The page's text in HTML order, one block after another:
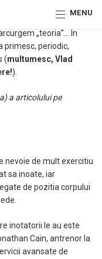
MENU
mai rapid. Dar,
„teoria”… In
primesc, periodic,
(multumesc, Vlad
).
a articolului pe
nevoie de mult exercitiu
sa inoate, iar
de pozitia corpului
inotatorii le au este
Cain, antrenor la
avansate de